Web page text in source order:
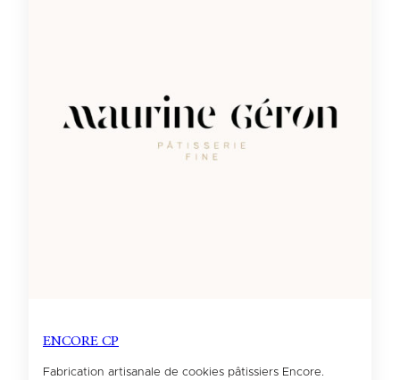
ENCORE CP
Fabrication artisanale de cookies pâtissiers Encore.